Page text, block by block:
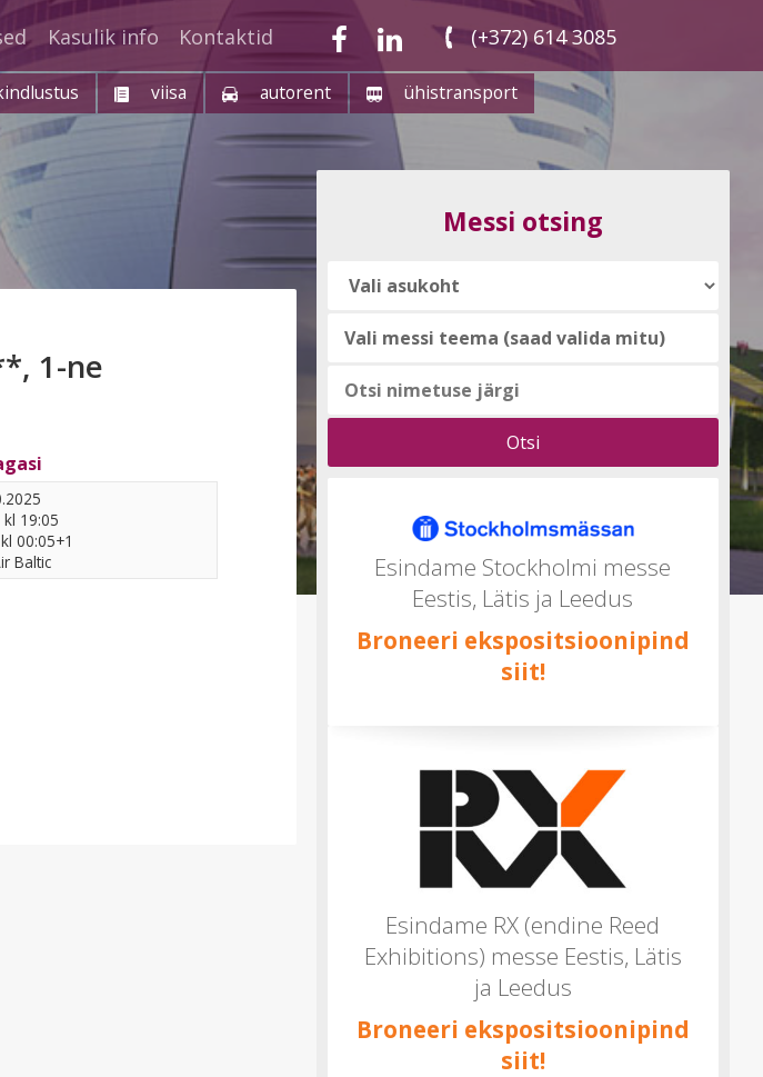
(+372) 614 3085
Kasulik info Kontaktid
viisa autorent ühistransport
1-ne
19:05
00:05+1
Baltic
Messi otsing
Vali
teema
Esindame Stockholmi messe
Eestis, Lätis ja Leedus
Broneeri ekspositsioonipind
siit!
Esindame RX (endine Reed
Exhibitions) messe Eestis, Lätis
ja Leedus
Broneeri ekspositsioonipind
siit!